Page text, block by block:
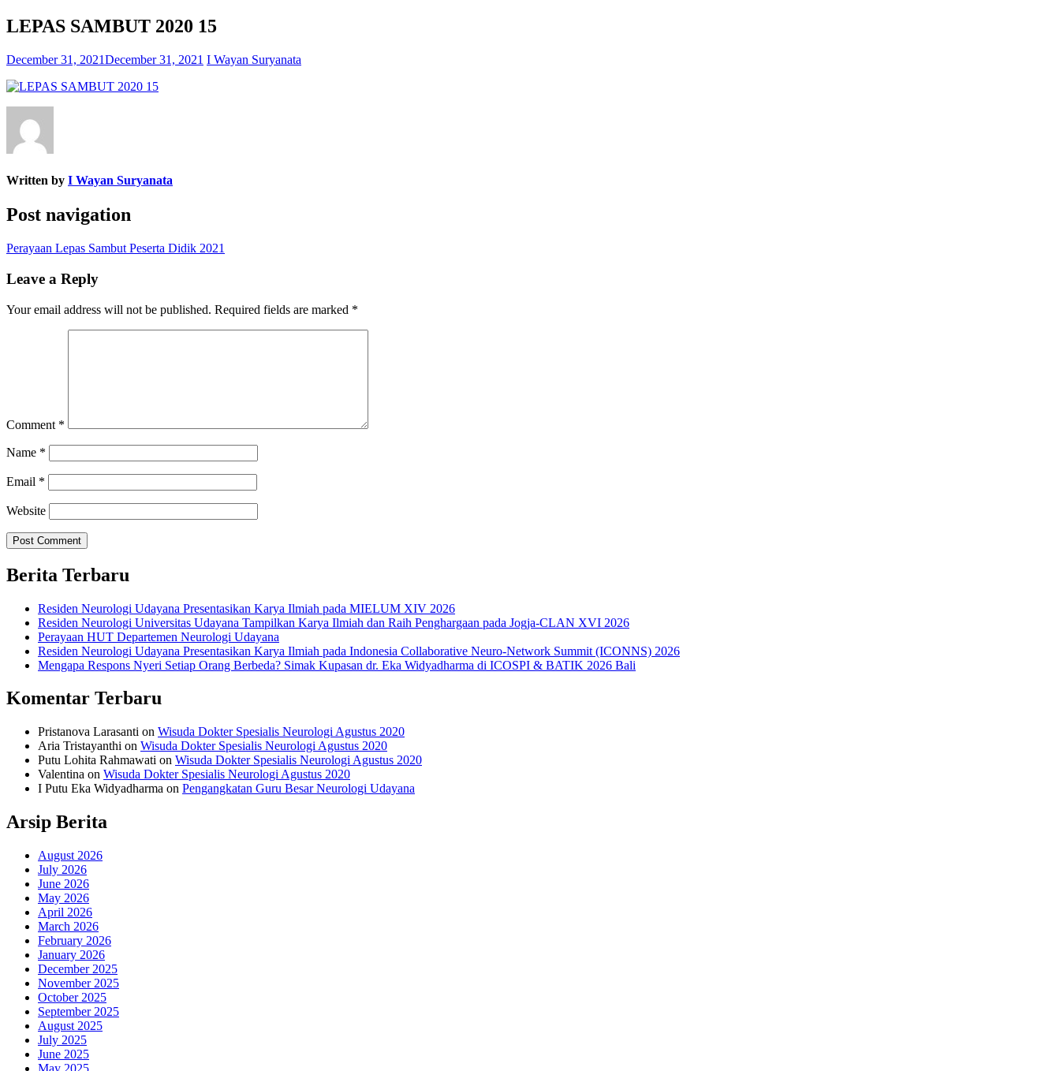
LEPAS SAMBUT 2020 15
December 31, 2021December 31, 2021 I Wayan Suryanata
Written by I Wayan Suryanata
Post navigation
Perayaan Lepas Sambut Peserta Didik 2021
Leave a Reply
Your email address will not be published. Required fields are marked *
Comment *
Name *
Email *
Website
Berita Terbaru
Residen Neurologi Udayana Presentasikan Karya Ilmiah pada MIELUM XIV 2026
Residen Neurologi Universitas Udayana Tampilkan Karya Ilmiah dan Raih Penghargaan pada Jogja-CLAN XVI 2026
Perayaan HUT Departemen Neurologi Udayana
Residen Neurologi Udayana Presentasikan Karya Ilmiah pada Indonesia Collaborative Neuro-Network Summit (ICONNS) 2026
Mengapa Respons Nyeri Setiap Orang Berbeda? Simak Kupasan dr. Eka Widyadharma di ICOSPI & BATIK 2026 Bali
Komentar Terbaru
Pristanova Larasanti on Wisuda Dokter Spesialis Neurologi Agustus 2020
Aria Tristayanthi on Wisuda Dokter Spesialis Neurologi Agustus 2020
Putu Lohita Rahmawati on Wisuda Dokter Spesialis Neurologi Agustus 2020
Valentina on Wisuda Dokter Spesialis Neurologi Agustus 2020
I Putu Eka Widyadharma on Pengangkatan Guru Besar Neurologi Udayana
Arsip Berita
August 2026
July 2026
June 2026
May 2026
April 2026
March 2026
February 2026
January 2026
December 2025
November 2025
October 2025
September 2025
August 2025
July 2025
June 2025